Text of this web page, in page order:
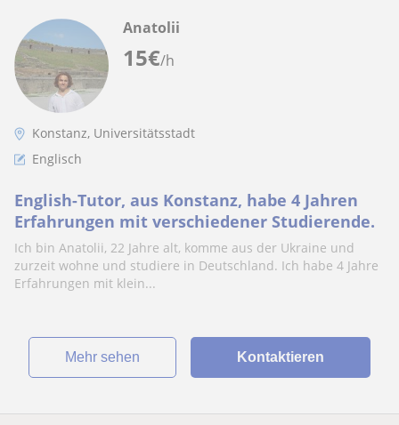
15€/h
Anatolii
Konstanz, Universitätsstadt
Englisch
English-Tutor, aus Konstanz, habe 4 Jahren
Erfahrungen mit verschiedener Studierende.
Ich bin Anatolii, 22 Jahre alt, komme aus der Ukraine und
zurzeit wohne und studiere in Deutschland. Ich habe 4 Jahre
Erfahrungen mit klein...
Mehr sehen Kontaktieren